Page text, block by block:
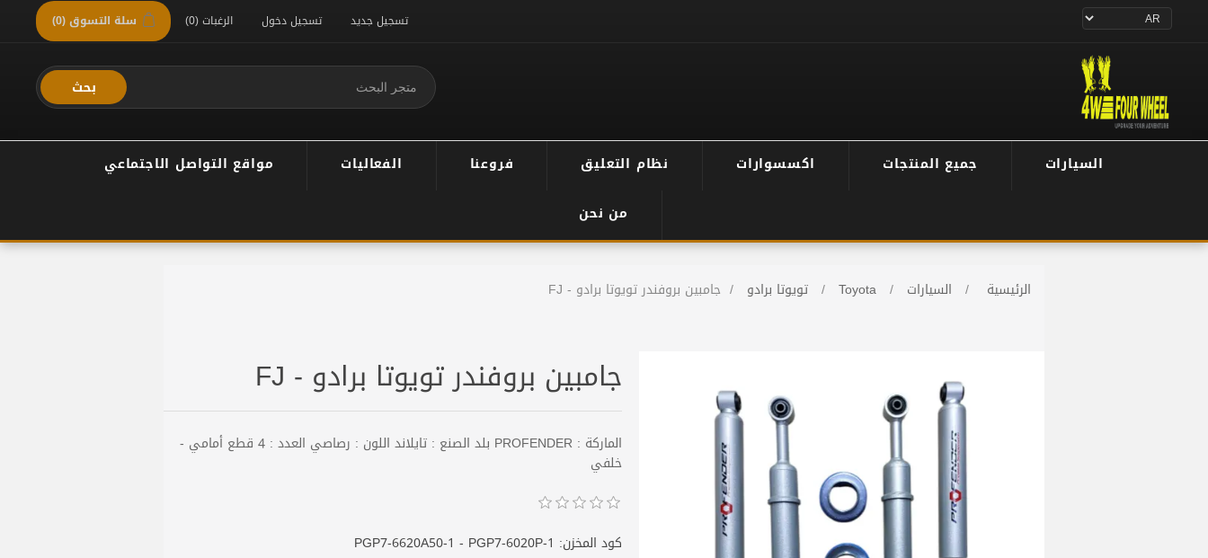
تسجيل جديد تسجيل دخول الرغبات(0) سلة التسوق(0)
بحث
السيارات جميع المنتجات اكسسوارات نظام التعليق فروعنا الفعاليات مواقع التواصل الاجتماعي
من نحن
الرئيسية / السيارات /
Toyota
/ تويوتا برادو / جامبين بروفندر تويوتا برادو - FJ
جامبين بروفندر تويوتا برادو - FJ
الماركة : PROFENDER بلد الصنع : تايلاند اللون : رصاصي العدد : 4 قطع أمامي -
خلفي
كود المخزن: PGP7-6620A50-1 - PGP7-6020P-1